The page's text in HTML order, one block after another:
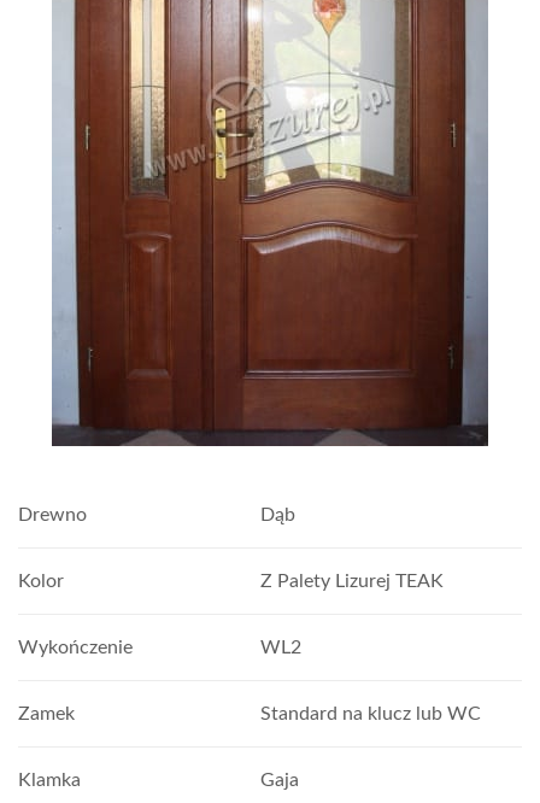
Drewno Dąb
Kolor Z Palety Lizurej TEAK
Wykończenie WL2
Zamek Standard na klucz lub WC
Klamka Gaja